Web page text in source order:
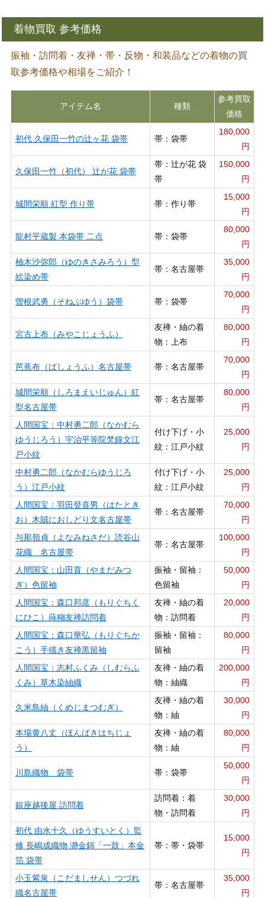
着物買取 参考価格
振袖・訪問着・友禅・帯・反物・和装品などの着物の買
取参考価格や相場をご紹介！
アイテム名 種類
参考買取
価格
初代 久保田一竹の辻ヶ花 袋帯 帯：袋帯
180,000
円
久保田一竹（初代） 辻が花 袋帯
帯：辻が花 袋
帯
150,000
円
城間栄順 紅型 作り帯 帯：作り帯
15,000
円
龍村平蔵製 本袋帯 二点 帯：袋帯
80,000
円
柚木沙弥郎（ゆのきさみろう）型
絵染め帯
帯：名古屋帯
35,000
円
曽根武勇（そねぶゆう）袋帯 帯：袋帯
70,000
円
宮古上布（みやこじょうふ）
友禅・紬の着
物：上布
80,000
円
芭蕉布（ばしょうふ）名古屋帯 帯：名古屋帯
70,000
円
城間栄順（しろまえいじゅん）紅
型名古屋帯
帯：名古屋帯
80,000
円
人間国宝：中村勇二郎（なかむら
ゆうじろう）宇治平等院梵鐘文江
戸小紋
付け下げ・小
紋：江戸小紋
25,000
円
中村勇二郎（なかむらゆうじろ
う）江戸小紋
付け下げ・小
紋：江戸小紋
25,000
円
人間国宝：羽田登喜男（はたとき
お）木賊におしどり文名古屋帯
帯：名古屋帯
70,000
円
与那嶺貞（よなみねさだ）読谷山
花織 名古屋帯
帯：名古屋帯
100,000
円
人間国宝：山田貢（やまだみつ
ぎ）色留袖
振袖・留袖：
色留袖
50,000
円
人間国宝：森口邦彦（もりぐちく
にひこ）蒔糊友禅訪問着
友禅・紬の着
物：訪問着
20,000
円
人間国宝：森口華弘（もりぐちか
こう）手描き友禅黒留袖
振袖・留袖：
留袖
80,000
円
人間国宝：志村ふくみ（しむらふ
くみ）草木染紬織
友禅・紬の着
物：紬織
200,000
円
久米島紬（くめじまつむぎ）
友禅・紬の着
物：紬
30,000
円
本場黄八丈（ほんばきはちじょ
う）
友禅・紬の着
物：紬
80,000
円
川島織物 袋帯 帯：袋帯
50,000
円
銀座越後屋 訪問着
訪問着：着
物・訪問着
30,000
円
初代 由水十久（ゆうすいとく）監
修 長嶋成織物 瀞金錦「一鼓」本金
箔 袋帯
帯：帯・袋帯
15,000
円
小玉紫泉（こだましせん）つづれ
織名古屋帯
帯：名古屋帯
35,000
円